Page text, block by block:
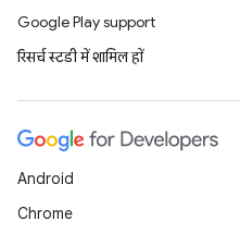
Google Play support
रिसर्च स्टडी में शामिल हों
Android
Chrome